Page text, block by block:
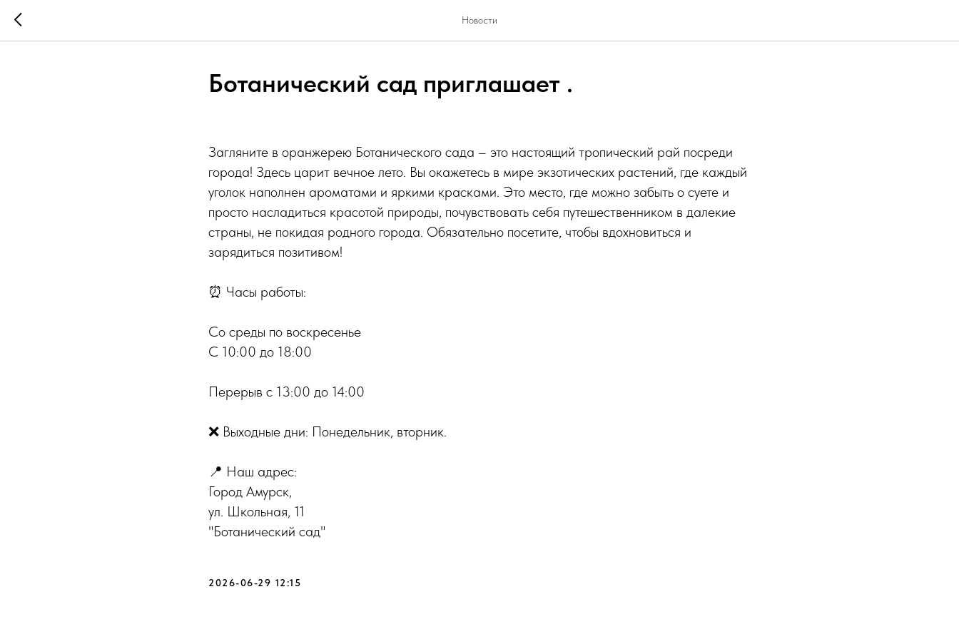
Новости
Ботанический сад приглашает .
Загляните в оранжерею Ботанического сада – это настоящий тропический рай посреди
города! Здесь царит вечное лето. Вы окажетесь в мире экзотических растений, где каждый
уголок наполнен ароматами и яркими красками. Это место, где можно забыть о суете и
просто насладиться красотой природы, почувствовать себя путешественником в далекие
страны, не покидая родного города. Обязательно посетите, чтобы вдохновиться и
зарядиться позитивом!
⏰ Часы работы:
Со среды по воскресенье
С 10:00 до 18:00
Перерыв с 13:00 до 14:00
❌ Выходные дни: Понедельник, вторник.
📍 Наш адрес:
Город Амурск,
ул. Школьная, 11
"Ботанический сад"
2026-06-29 12:15